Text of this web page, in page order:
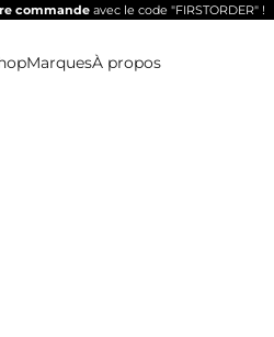
commande avec le code "FIRSTORDER" !
MarquesÀ propos